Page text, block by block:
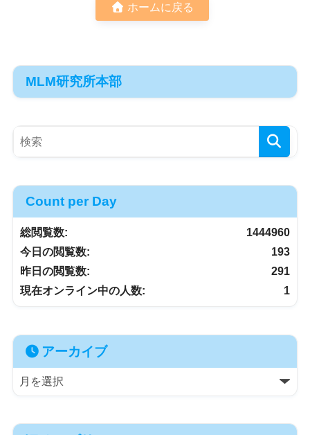
ホームに戻る
MLM研究所本部
Count per Day
1444960
総閲覧数:
193
今日の閲覧数:
291
昨日の閲覧数:
1
現在オンライン中の人数:
アーカイブ